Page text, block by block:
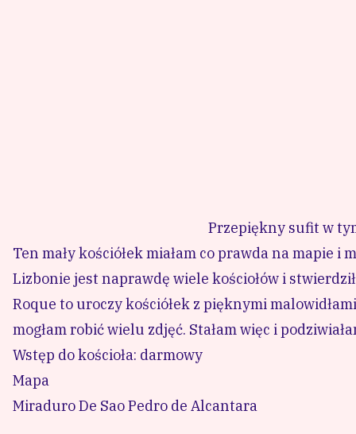
Przepiękny sufit w
Ten mały kościółek miałam co prawda na mapie
Lizbonie jest naprawdę wiele kościołów i
Roque to uroczy kościółek z pięknymi
mogłam robić wielu zdjęć. Stałam więc i
Wstęp do kościoła: darmowy
Mapa
Miraduro De Sao Pedro de Alcantara